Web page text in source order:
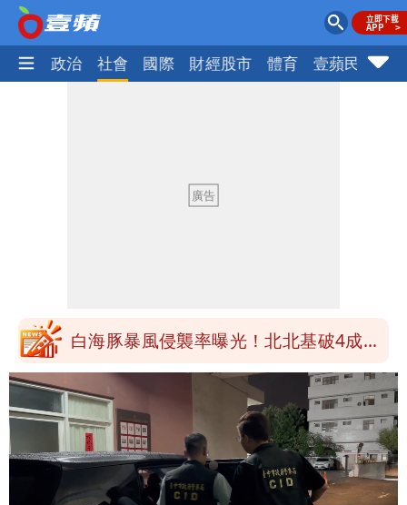
生活 政治 社會 國際 財經股市 體育 壹蘋民調
白海豚進逼！航港局啟動淨空 部分航班
馬祖60％最高
「台股今年不只5萬點！」財經網美曝原
因
展場上演持槍押人！模特經紀人＋員工遭
起訴